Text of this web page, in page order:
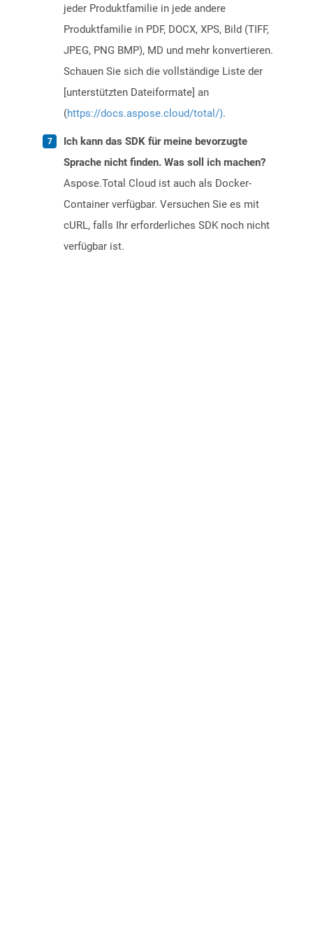
jeder Produktfamilie in jede andere
Produktfamilie in PDF, DOCX, XPS, Bild (TIFF,
JPEG, PNG BMP), MD und mehr konvertieren.
Schauen Sie sich die vollständige Liste der
[unterstützten Dateiformate] an
(https://docs.aspose.cloud/total/).
Ich kann das SDK für meine bevorzugte
Sprache nicht finden. Was soll ich machen?
Aspose.Total Cloud ist auch als Docker-
Container verfügbar. Versuchen Sie es mit
cURL, falls Ihr erforderliches SDK noch nicht
verfügbar ist.